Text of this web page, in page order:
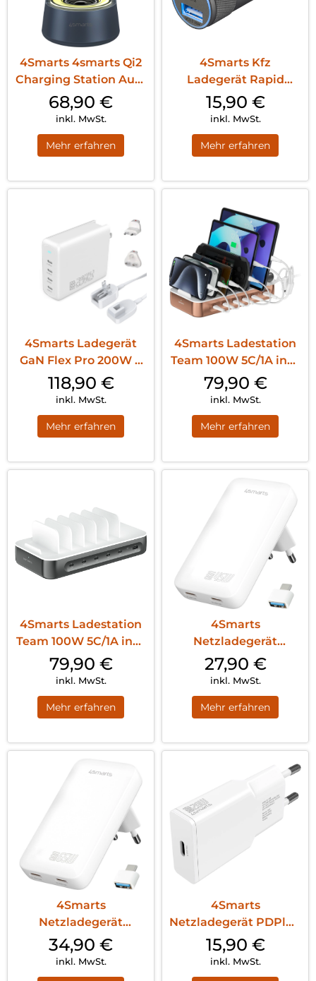
4Smarts 4smarts Qi2
Charging Station Aura
Sound Sp...
68,90 €
inkl. MwSt.
Mehr erfahren
4Smarts Kfz
Ladegerät Rapid
Schwarz
15,90 €
inkl. MwSt.
Mehr erfahren
4Smarts Ladegerät
GaN Flex Pro 200W 4
USB-C Travel...
118,90 €
inkl. MwSt.
Mehr erfahren
4Smarts Ladestation
Team 100W 5C/1A inkl.
6 Kabel...
79,90 €
inkl. MwSt.
Mehr erfahren
4Smarts Ladestation
Team 100W 5C/1A inkl.
6 Kabel...
79,90 €
inkl. MwSt.
Mehr erfahren
4Smarts
Netzladegerät
FlatPlug Slim Dual
45W GaN 2...
27,90 €
inkl. MwSt.
Mehr erfahren
4Smarts
Netzladegerät
FlatPlug Slim Dual
65W GaN 2...
34,90 €
inkl. MwSt.
4Smarts
Netzladegerät PDPlug
Slim 20W GaN 1C und
U...
15,90 €
inkl. MwSt.